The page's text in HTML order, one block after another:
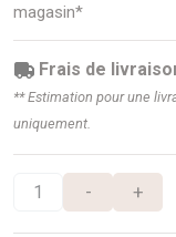
magasin*
Frais de
** Estimation pour une
uniquement.
- +